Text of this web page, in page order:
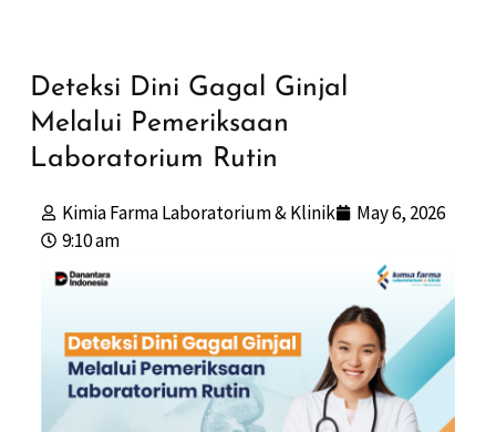
Deteksi Dini Gagal Ginjal
Melalui Pemeriksaan
Laboratorium Rutin
Kimia Farma Laboratorium & Klinik
May 6, 2026
9:10 am